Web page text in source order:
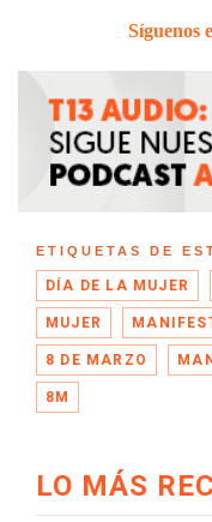
Síguenos
ETIQUETAS DE
DÍA DE LA MUJER
MUJER
8 DE MARZO
8M
LO MÁS